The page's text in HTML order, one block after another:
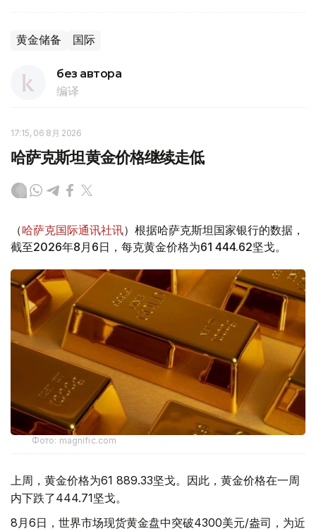
黄金储备 国际
без автора
编译
17:15, 06 8月 2026
哈萨克斯坦黄金价格继续走低
（哈萨克国际通讯社讯）根据哈萨克斯坦国家银行的数据，
截至2026年8月6日，每克黄金价格为61 444.62坚戈。
Фото: magnific.com
上周，黄金价格为61 889.33坚戈。因此，黄金价格在一周
内下跌了444.71坚戈。
8月6日，世界市场现货黄金盘中突破4300美元/盎司，为近